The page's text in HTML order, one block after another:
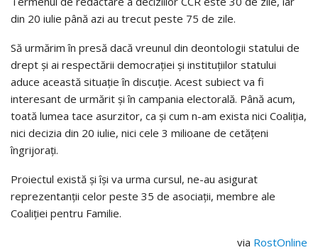
din 20 iulie până azi au trecut peste 75 de zile.
Să urmărim în presă dacă vreunul din deontologii statului de
drept și ai respectării democrației și instituțiilor statului
aduce această situație în discuție. Acest subiect va fi
interesant de urmărit și în campania electorală. Până acum,
toată lumea tace asurzitor, ca și cum n-am exista nici Coaliția,
nici decizia din 20 iulie, nici cele 3 milioane de cetățeni
îngrijorați.
Proiectul există și își va urma cursul, ne-au asigurat
reprezentanții celor peste 35 de asociații, membre ale
Coaliției pentru Familie.
via RostOnline